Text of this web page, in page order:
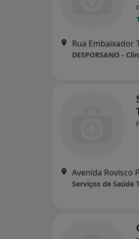
DESPORSANO -
Serviços de Saúde